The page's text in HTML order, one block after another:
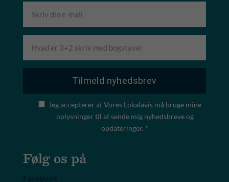
Jeg accepterer at Vores Lokalavis må bruge mine
oplysninger til at sende mig nyhedsbreve og
opdateringer. *
Følg os på